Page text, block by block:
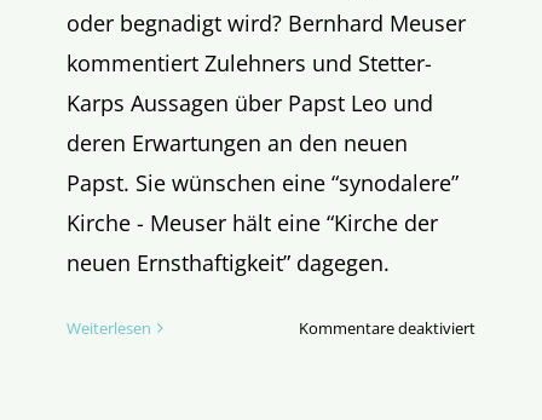
oder begnadigt wird? Bernhard Meuser
kommentiert Zulehners und Stetter-
Karps Aussagen über Papst Leo und
deren Erwartungen an den neuen
Papst. Sie wünschen eine “synodalere”
Kirche - Meuser hält eine “Kirche der
neuen Ernsthaftigkeit” dagegen.
Weiterlesen Kommentare deaktiviertfür